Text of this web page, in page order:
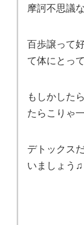
摩訶不思議
百歩譲って
て体にとっ
もしかした
たらこりゃ
デトックス
いましょう♫